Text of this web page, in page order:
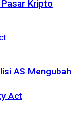
Kripto
AS Mengubah
Act